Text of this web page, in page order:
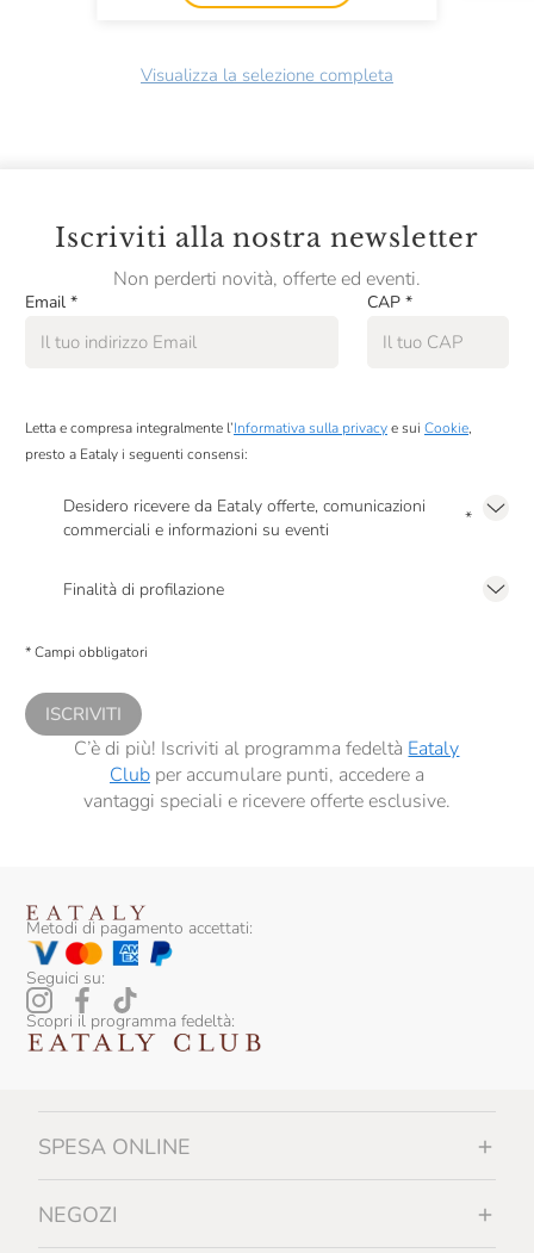
Visualizza la selezione completa
Iscriviti alla nostra newsletter
Non perderti novità, offerte ed eventi.
Email * CAP *
Letta e compresa integralmente l’Informativa sulla privacye sui Cookie,
presto a Eataly i seguenti consensi:
Desidero ricevere da Eataly offerte, comunicazioni
commerciali e informazioni su eventi
*
Finalità di profilazione
comunicazioni commerciali personalizzate, in caso di consenso prestato ai
* Campi obbligatori
ISCRIVITI
C’è di più! Iscriviti al programma fedeltà Eataly
Clubper accumulare punti, accedere a
vantaggi speciali e ricevere offerte esclusive.
Metodi di pagamento accettati:
Seguici su:
Scopri il programma fedeltà:
SPESA ONLINE
NEGOZI